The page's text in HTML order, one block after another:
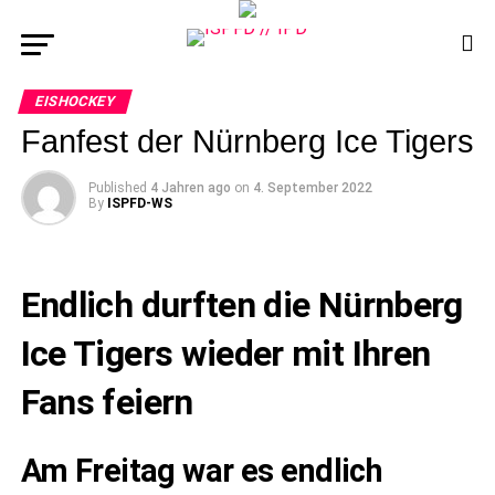
EISHOCKEY
Fanfest der Nürnberg Ice Tigers
Published 4 Jahren ago on 4. September 2022
By ISPFD-WS
Endlich durften die Nürnberg
Ice Tigers wieder mit Ihren
Fans feiern
Am Freitag war es endlich